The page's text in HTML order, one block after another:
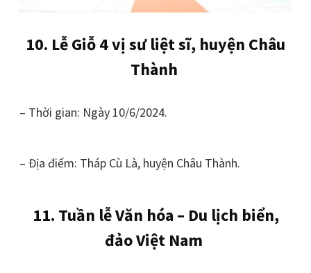
10. Lễ Giỗ 4 vị sư liệt sĩ, huyện Châu
Thành
– Thời gian: Ngày 10/6/2024.
– Địa điểm: Tháp Cù Là, huyện Châu Thành.
11. Tuần lễ Văn hóa – Du lịch biển,
đảo Việt Nam